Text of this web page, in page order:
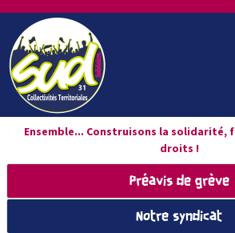
Ensemble... Construisons la solidarité,
droits !
Préavis de grève
Notre syndicat